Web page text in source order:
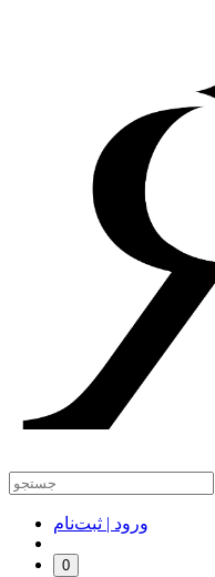
ورود | ثبت‌نام
0